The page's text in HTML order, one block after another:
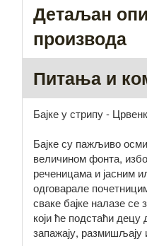
Детаљан
производа
Питања и
Бајке у стрипу -
Бајке су пажљиво
величином фонта,
реченицама и јасним
одговарале
сваке бајке налазе се
који ће подстаћи
запажају, размишљају